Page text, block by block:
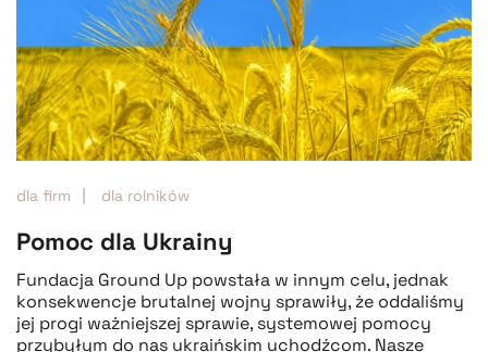
dla firm dla rolników
Pomoc dla Ukrainy
Fundacja Ground Up powstała w innym celu, jednak
konsekwencje brutalnej wojny sprawiły, że oddaliśmy
jej progi ważniejszej sprawie, systemowej pomocy
przybyłym do nas ukraińskim uchodźcom. Nasze